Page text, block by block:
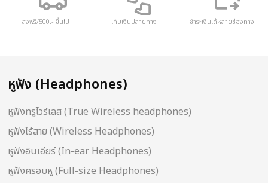
ส่งฟรี/500.- ขึ้นไป เก็บเงินปลายทาง ชำระเงินได้หลายช่องทาง
หูฟัง (Headphones)
หูฟังทรูไวร์เลส (True Wireless headphones)
หูฟังไร้สาย (Wireless Headphones)
หูฟังอินเอียร์ (In-ear Headphones)
หูฟังครอบหู (Full-size Headphones)